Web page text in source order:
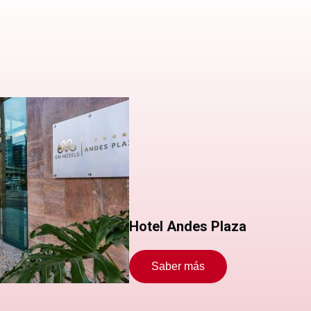
Hotel Andes Plaza
Saber más